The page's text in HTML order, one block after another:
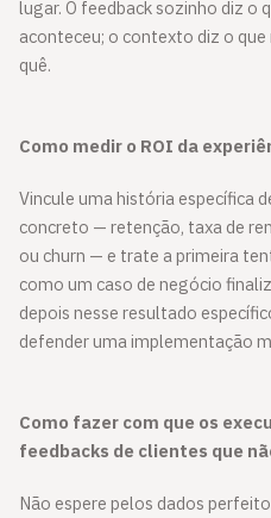
lugar. O feedback sozinho diz o
aconteceu; o contexto diz o
quê.
Como medir o ROI da
Vincule uma história específica
concreto — retenção, taxa de
ou churn — e trate a primeira
como um caso de negócio
depois nesse resultado
defender uma implementação
Como fazer com que os
feedbacks de clientes que
Não espere pelos dados